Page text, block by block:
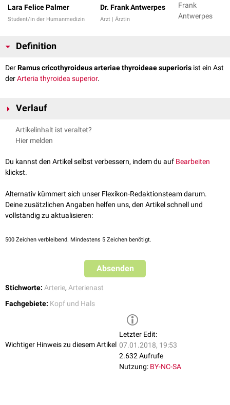
Lara Felice Palmer
Student/in der Humanmedizin
Dr. Frank Antwerpes
Arzt | Ärztin
Frank
Antwerpes
Definition
DerRamus cricothyroideus arteriae thyroideae superioris ist ein Ast
derArteria thyroidea superior.
Verlauf
Der Ramus cricothyroideus verläuft nach ventral auf der
cricothyroidea
Äste ab, die den ventralen Anteil der
Cartilago cricoideaversorgen.
Artikelinhalt ist veraltet?
Hier melden
Du kannst den Artikel selbst verbessern, indem du auf Bearbeiten
klickst.
Alternativ kümmert sich unser Flexikon-Redaktionsteam darum.
Deine zusätzlichen Angaben helfen uns, den Artikel schnell und
vollständig zu aktualisieren:
500 Zeichen verbleibend. Mindestens 5 Zeichen benötigt.
Absenden
Stichworte: Arterie, Arterienast
Fachgebiete: Kopf und Hals
Wichtiger Hinweis zu diesem Artikel
Letzter Edit:
07.01.2018, 19:53
2.632 Aufrufe
Nutzung: BY-NC-SA